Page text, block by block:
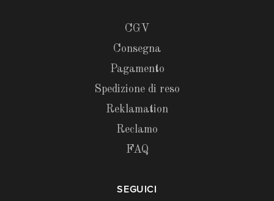
CGV
Consegna
Pagamento
Spedizione di reso
Reklamation
Reclamo
FAQ
SEGUICI